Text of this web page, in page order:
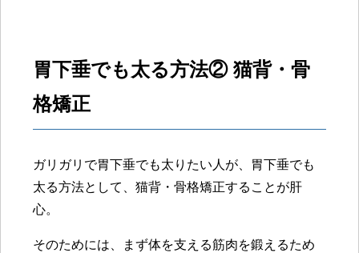
胃下垂でも太る方法② 猫背・骨
格矯正
ガリガリで胃下垂でも太りたい人が、胃下垂でも
太る方法として、猫背・骨格矯正することが肝
心。
そのためには、まず体を支える筋肉を鍛えるため